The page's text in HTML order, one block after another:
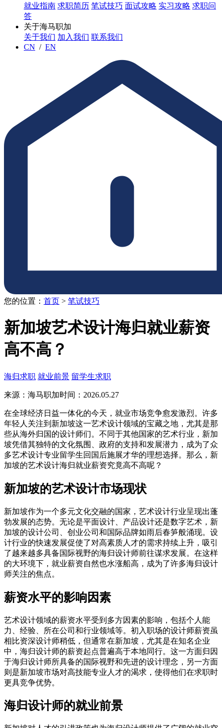
就业指南 求职简历 笔试技巧 面试攻略 实习攻略 求职问
答
关于海马职加
关于我们 加入我们 联系我们
CN / EN
您的位置： 首页 > 笔试技巧
新加坡艺术设计海归就业薪资
高不高？
海归求职 就业前景 留学生求职
来源：海马职加时间：2026.05.27
在全球经济日益一体化的今天，就业市场竞争愈发激烈。许多
年轻人关注到新加坡这一艺术设计领域的宝藏之地，尤其是那
些从海外归国的设计师们。不同于其他国家的艺术行业，新加
坡凭借其独特的文化氛围、政府的支持和发展潜力，成为了众
多艺术设计专业留学生回国后施展才华的理想选择。那么，新
加坡的艺术设计海归就业薪资究竟高不高呢？
新加坡的艺术设计市场现状
新加坡作为一个多元文化交融的国家，艺术设计行业呈现出蓬
勃发展的态势。无论是平面设计、产品设计还是数字艺术，新
加坡的设计公司、创业公司和国际品牌如雨后春笋般涌现。设
计行业的快速发展促使了对高素质人才的需求持续上升，吸引
了越来越多具备国际视野的海归设计师前往谋求发展。在这样
的大环境下，就业薪资自然也水涨船高，成为了许多海归设计
师关注的焦点。
薪资水平的影响因素
艺术设计领域的薪资水平受到多方因素的影响，包括个人能
力、经验、所在公司和行业领域等。初入职场的设计师薪资虽
相比资深设计师稍低，但通常在新加坡，尤其是在知名企业
中，海归设计师的薪资起点普遍高于本地同行。这一方面归因
于海归设计师所具备的国际视野和先进的设计理念，另一方面
则是新加坡市场对高技能专业人才的渴求，使得他们在求职时
更具竞争优势。
海归设计师的就业前景